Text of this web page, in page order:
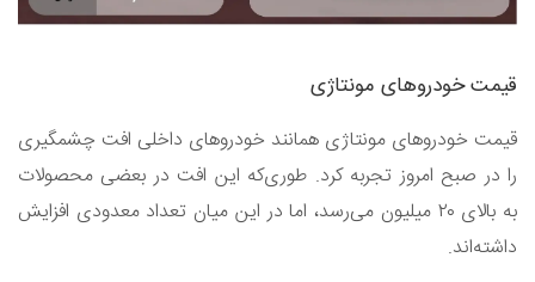
قیمت خودرو‌های مونتاژی
قیمت خودرو‌های مونتاژی همانند خودرو‌های داخلی افت چشمگیری
را در صبح امروز تجربه کرد. طوری‌که این افت در بعضی محصولات
به بالای ۲۰ میلیون می‌رسد، اما در این میان تعداد معدودی افزایش
داشته‌اند.